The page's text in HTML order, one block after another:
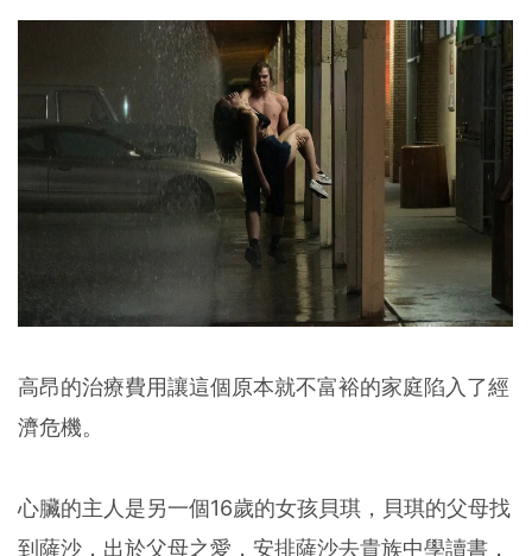
高昂的治療費用讓這個原本就不富裕的家庭陷入了經
濟危機。
心臟的主人是另一個16歲的女孩貝琪，貝琪的父母找
到薩沙，出於父母之愛，安排薩沙去貴族中學讀書，